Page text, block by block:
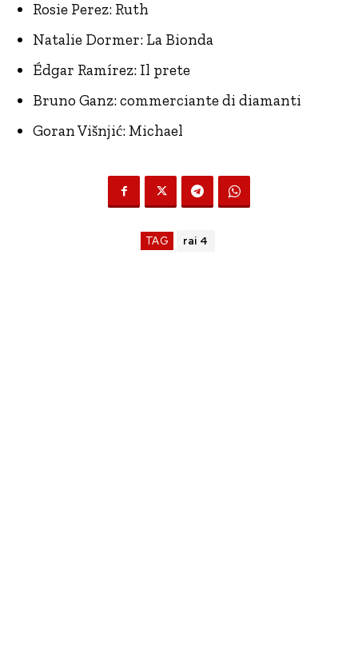
Rosie Perez: Ruth
Natalie Dormer: La Bionda
Édgar Ramírez: Il prete
Bruno Ganz: commerciante di diamanti
Goran Višnjić: Michael
TAG rai 4